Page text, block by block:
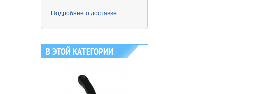
Подробнее о доставке...
В ЭТОЙ КАТЕГОРИИ